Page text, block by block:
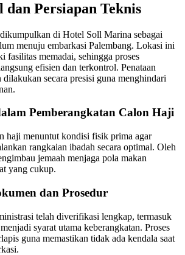
Persiapan Teknis
di Hotel Soll Marina sebagai
menuju embarkasi Palembang. Lokasi ini
fasilitas memadai, sehingga proses
efisien dan terkontrol. Penataan
secara presisi guna menghindari
Pemberangkatan Calon Haji
haji menuntut kondisi fisik prima agar
rangkaian ibadah secara optimal. Oleh
jemaah menjaga pola makan
yang cukup.
dan Prosedur
telah diverifikasi lengkap, termasuk
syarat utama keberangkatan. Proses
guna memastikan tidak ada kendala saat